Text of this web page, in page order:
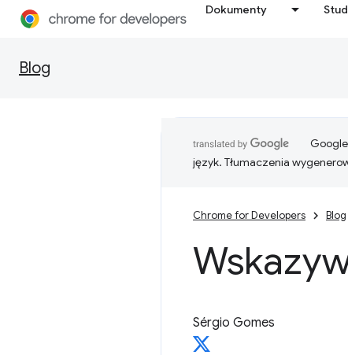
Dokumenty
Blog
język. Tłumaczenia
Chrome for Developers Blog
Sérgio Gomes